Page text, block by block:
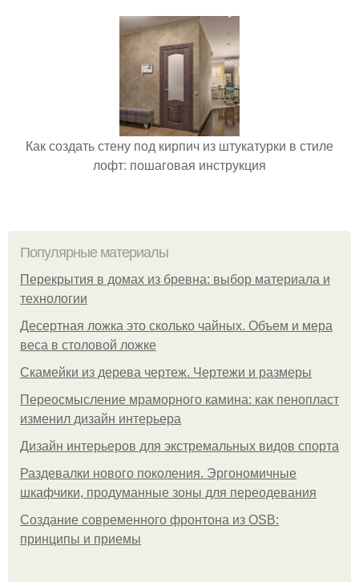
Как создать стену под кирпич из штукатурки в стиле
лофт: пошаговая инструкция
Популярные материалы
Перекрытия в домах из бревна: выбор материала и
технологии
Десертная ложка это сколько чайных. Объем и мера
веса в столовой ложке
Скамейки из дерева чертеж. Чертежи и размеры
Переосмысление мраморного камина: как пенопласт
изменил дизайн интерьера
Дизайн интерьеров для экстремальных видов спорта
Раздевалки нового поколения. Эргономичные
шкафчики, продуманные зоны для переодевания
Создание современного фронтона из OSB:
принципы и приемы